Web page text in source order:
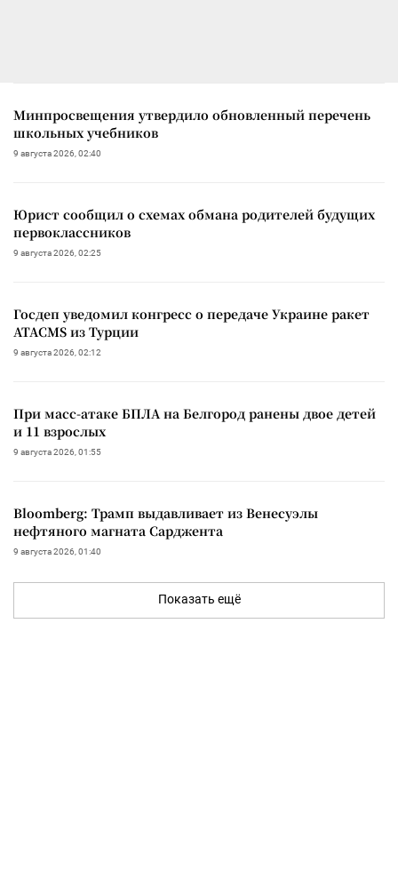
Минпросвещения утвердило обновленный перечень
школьных учебников
9 августа 2026, 02:40
Юрист сообщил о схемах обмана родителей будущих
первоклассников
9 августа 2026, 02:25
Госдеп уведомил конгресс о передаче Украине ракет
ATACMS из Турции
9 августа 2026, 02:12
При масс-атаке БПЛА на Белгород ранены двое детей
и 11 взрослых
9 августа 2026, 01:55
Bloomberg: Трамп выдавливает из Венесуэлы
нефтяного магната Сарджента
9 августа 2026, 01:40
Показать ещё